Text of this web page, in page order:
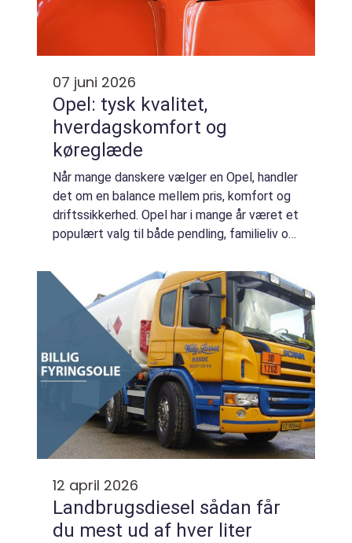
07 juni 2026
Opel: tysk kvalitet,
hverdagskomfort og
køreglæde
Når mange danskere vælger en Opel, handler
det om en balance mellem pris, komfort og
driftssikkerhed. Opel har i mange år været et
populært valg til både pendling, familieliv og
12 april 2026
Landbrugsdiesel sådan får
du mest ud af hver liter